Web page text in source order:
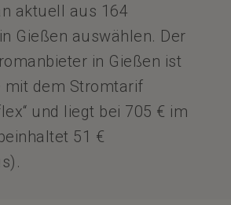
aktuell aus 164
Gießen auswählen. Der
in Gießen ist
mit dem Stromtarif
und liegt bei 705 € im
51 €